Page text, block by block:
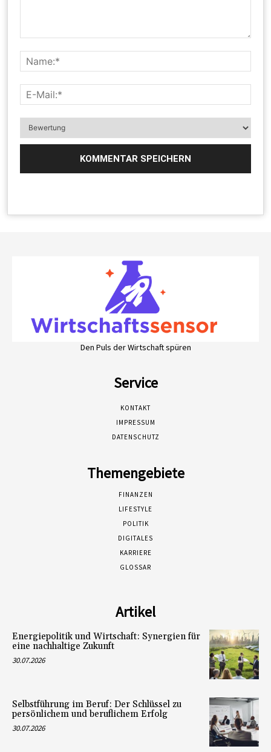
Den Puls der Wirtschaft spüren
Service
KONTAKT
IMPRESSUM
DATENSCHUTZ
Themengebiete
FINANZEN
LIFESTYLE
POLITIK
DIGITALES
KARRIERE
GLOSSAR
Artikel
Energiepolitik und Wirtschaft: Synergien für
eine nachhaltige Zukunft
30.07.2026
Selbstführung im Beruf: Der Schlüssel zu
persönlichem und beruflichem Erfolg
30.07.2026